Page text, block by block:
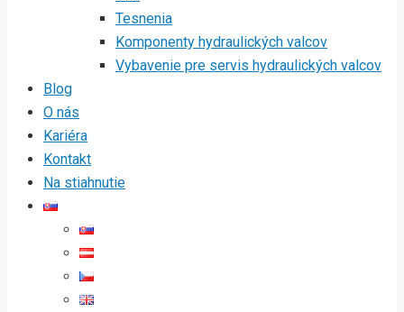
Tesnenia
Komponenty hydraulických valcov
Vybavenie pre servis hydraulických valcov
Blog
O nás
Kariéra
Kontakt
Na stiahnutie